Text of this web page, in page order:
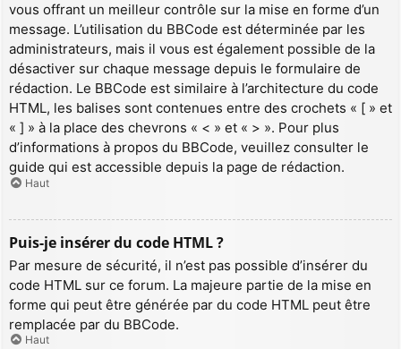
vous offrant un meilleur contrôle sur la mise en forme d’un
message. L’utilisation du BBCode est déterminée par les
administrateurs, mais il vous est également possible de la
désactiver sur chaque message depuis le formulaire de
rédaction. Le BBCode est similaire à l’architecture du code
HTML, les balises sont contenues entre des crochets « [ » et
« ] » à la place des chevrons « < » et « > ». Pour plus
d’informations à propos du BBCode, veuillez consulter le
guide qui est accessible depuis la page de rédaction.
Haut
Puis-je insérer du code HTML ?
Par mesure de sécurité, il n’est pas possible d’insérer du
code HTML sur ce forum. La majeure partie de la mise en
forme qui peut être générée par du code HTML peut être
remplacée par du BBCode.
Haut